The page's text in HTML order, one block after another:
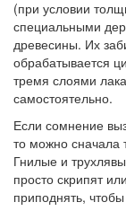
(при условии
специальными
древесины. Их
обрабатывается
тремя слоями
самостоятельно.
Если сомнение
то можно сначала
Гнилые и
просто скрипят
приподнять,